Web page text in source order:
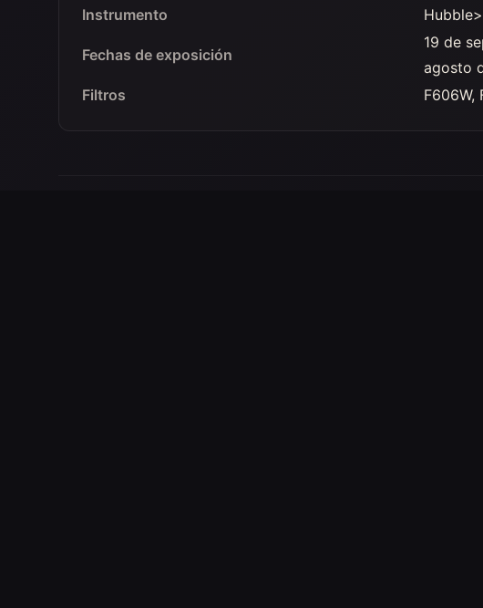
Instrumento
Fechas de exposición
19 de
agosto
Filtros
F606W,